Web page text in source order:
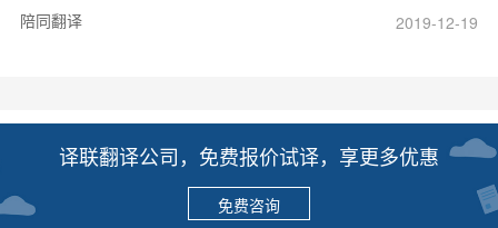
陪同翻译
2019-12-19
译联翻译公司，免费报价试译，享更多优惠
免费咨询